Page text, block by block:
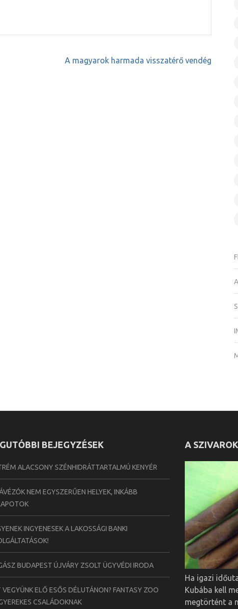
A magyarok harmada visszatérő vendég
BEJEGYZÉSEK
ALACSONY SZÉNHIDRÁTTARTALMÚ KENYÉR
NEM EGYSZERŰEN HELYEK, INKÁBB
INGYENESEK A LAKOSSÁGI BANKI
BUDAPEST ÚJVÁRY ZSOLT ÜGYVÉDI IRODA
VEGYÜNK ELŐ ESŐS DÉLUTÁNON? FANTASY ZOO
CSALÁDOKNAK
A
Ha igazi
Kubába kell
megtörtént a